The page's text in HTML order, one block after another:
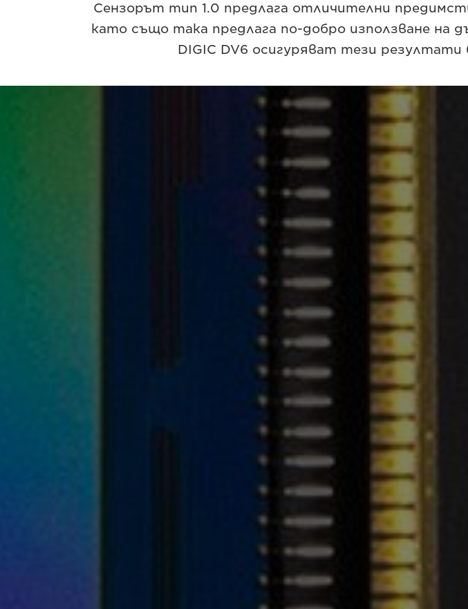
Сензорът тип 1.0 предлага отличителни
като също така предлага по-добро използване на
DIGIC DV6 осигуряват тези резултати